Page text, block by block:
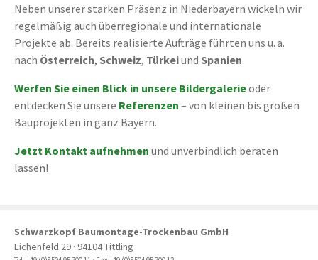
Neben unserer starken Präsenz in Niederbayern wickeln wir
regelmäßig auch überregionale und internationale
Projekte ab. Bereits realisierte Aufträge führten uns u. a.
nach Österreich, Schweiz, Türkeiund Spanien.
Werfen Sie einen Blick in unsere Bildergalerieoder
entdecken Sie unsere Referenzen – von kleinen bis großen
Bauprojekten in ganz Bayern.
Jetzt Kontakt aufnehmen und unverbindlich beraten
lassen!
Schwarzkopf Baumontage-Trockenbau GmbH
Eichenfeld 29 · 94104 Tittling